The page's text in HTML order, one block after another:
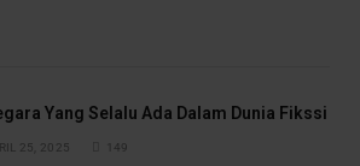
Yang Selalu Ada Dalam Dunia Fikssi
25, 2025 149